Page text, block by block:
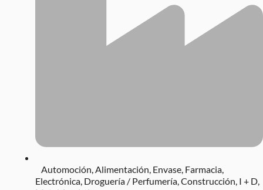
Automoción Alimentación Envase Farmacia
Electrónica Droguería / Perfumería Construcción I + D